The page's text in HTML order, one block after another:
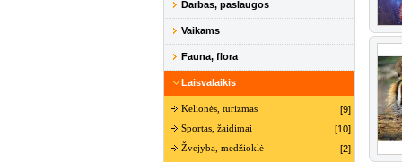
Darbas, paslaugos
Vaikams
Fauna, flora
Laisvalaikis
Kelionės, turizmas [9]
Sportas, žaidimai [10]
Žvejyba, medžioklė [2]